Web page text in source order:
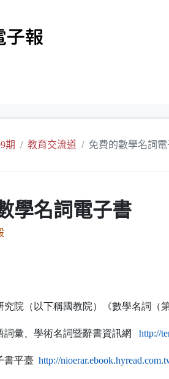
期 教育交流道 免費的數學名詞電
學名詞電子書
究院（以下稱國教院）《數學名詞（
詞彙、學術名詞暨辭書資訊網 http://
書平臺 http://